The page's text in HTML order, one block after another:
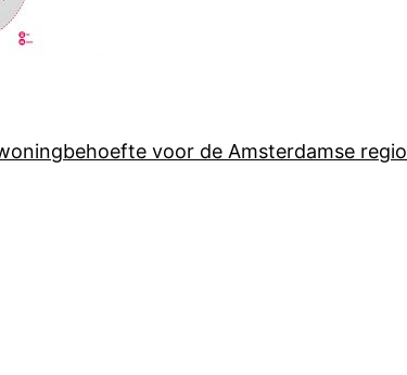
voor de Amsterdamse regio